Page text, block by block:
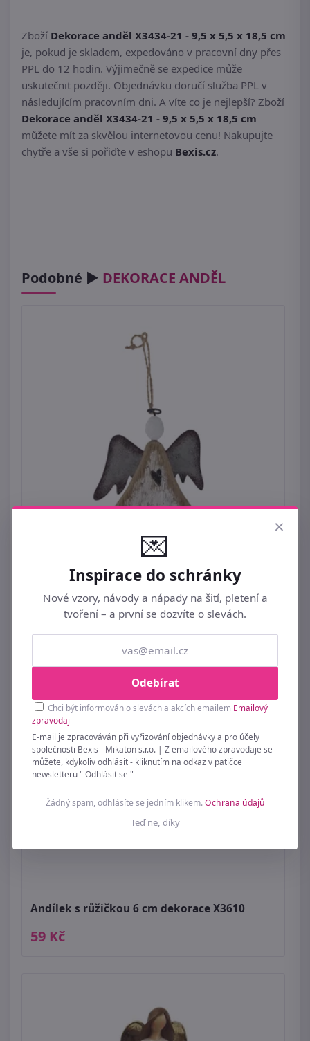
Zboží Dekorace anděl X3434-21 - 9,5 x 5,5 x 18,5 cm
je, pokud je skladem, expedováno v pracovní dny přes
PPL do 12 hodin. Výjimečně se expedice může
uskutečnit později. Objednávku doručí služba PPL v
následujícím pracovním dni. A víte co je nejlepší? Zboží
Dekorace anděl X3434-21 - 9,5 x 5,5 x 18,5 cm
můžete mít za skvělou internetovou cenu! Nakupujte
chytře a vše si pořiďte v eshopu Bexis.cz.
Podobné ► DEKORACE ANDĚL
Anděl k zavěšení D7368 - 10 × 1.5 × 11.5 cm
129 Kč
Andílek s růžičkou 6 cm dekorace X3610
59 Kč
×
💌
Inspirace do schránky
Nové vzory, návody a nápady na šití, pletení a
tvoření – a první se dozvíte o slevách.
Odebírat
Chci být informován o slevách a akcích emailem Emailový
zpravodaj
E-mail je zpracováván při vyřizování objednávky a pro účely
společnosti Bexis - Mikaton s.r.o. | Z emailového zpravodaje se
můžete, kdykoliv odhlásit - kliknutím na odkaz v patičce
newsletteru " Odhlásit se "
Žádný spam, odhlásíte se jedním klikem.Ochrana údajů
Teď ne, díky